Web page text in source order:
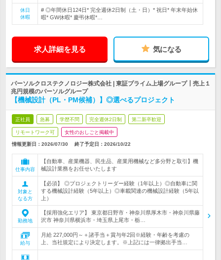
休日
休暇
# ◎年間休日124日* 完全週休2日制（土・日）* 祝日* 年末年始休
暇* GW休暇* 慶弔休暇*…
求人詳細を見る 気になる
パーソルクロステクノロジー株式会社 | 東証プライム上場グループ┃売上１
兆円規模のパーソルグループ
【機械設計（PL・PM候補）】◎選べるプロジェクト
正社員 急募 学歴不問 完全週休2日制 第二新卒歓迎
リモートワーク可 女性のおしごと掲載中
情報更新日：2026/07/30 終了予定日： 2026/10/22
仕事内容
【自動車、産業機器、民生品、産業用機械など多分野と取引】機
械設計業務をお任せいたします
対象と
なる方
【必須】 ◎プロジェクトリーダー経験（1年以上）◎自動車に関
する機械設計経験（5年以上）◎車載関連の機械設計経験（5年以
上）
勤務地
【採用強化エリア】 東京都日野市・神奈川県厚木市・神奈川県藤
沢市 神奈川県横浜市・埼玉県上尾市・栃…
給与
月給 227,000円～＋諸手当＋賞与年2回※経験・年齢を考慮の
上、当社規定により決定します。※上記には一律拠出手当…